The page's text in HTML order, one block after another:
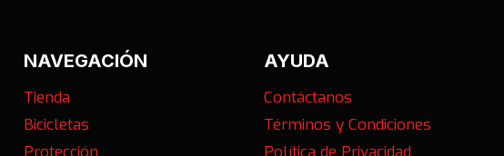
NAVEGACIÓN
Tienda
Bicicletas
AYUDA
Contáctanos
Términos y Condiciones